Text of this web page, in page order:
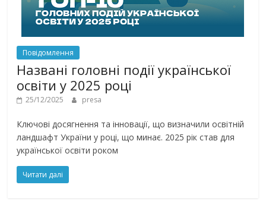
Повідомлення
Названі головні події української
освіти у 2025 році
25/12/2025 presa
Ключові досягнення та інновації, що визначили освітній
ландшафт України у році, що минає. 2025 рік став для
української освіти роком
Читати далі